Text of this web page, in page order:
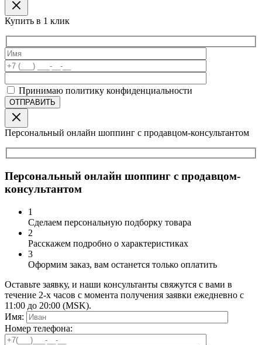
Купить в 1 клик
Принимаю политику конфиденциальности
Персональный онлайн шоппинг с продавцом-консультантом
Персональный онлайн шоппинг с продавцом-
консультантом
1
Сделаем персональную подборку товара
2
Расскажем подробно о характеристиках
3
Оформим заказ, вам останется только оплатить
Оставьте заявку, и наши консультанты свяжутся с вами в
течение 2-х часов с момента получения заявки ежедневно с
11:00 до 20:00 (MSK).
Имя:
Номер телефона: